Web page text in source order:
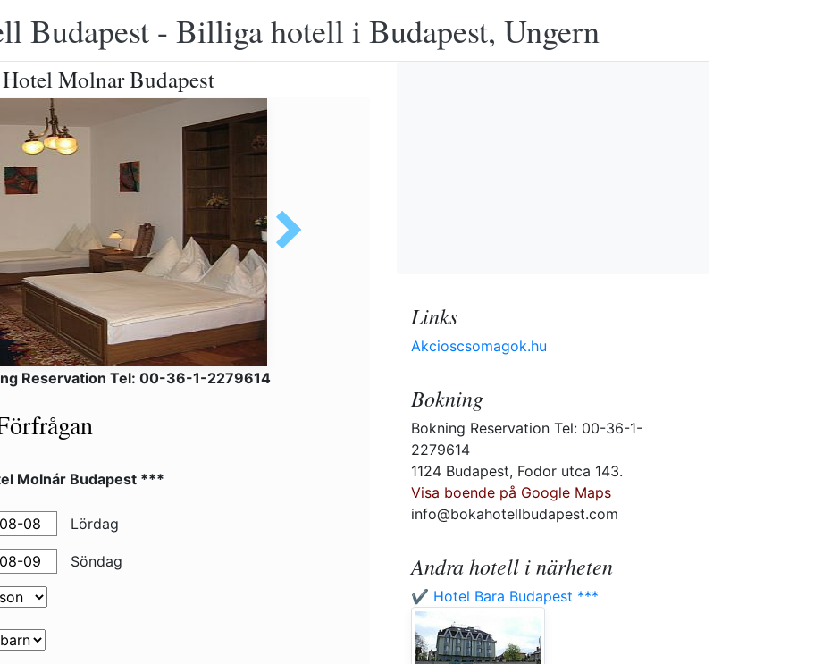
Budapest - Billiga hotell i Budapest, Ungern
Molnar Budapest
Reservation Tel: 00-36-1-2279614
Molnár Budapest ***
Lördag
Söndag
Links
Akcioscsomagok.hu
Bokning
Bokning Reservation Tel: 00-36-1-
2279614
1124 Budapest, Fodor utca 143.
Visa boende på Google Maps
info@bokahotellbudapest.com
Andra hotell i närheten
✔️ Hotel Bara Budapest ***